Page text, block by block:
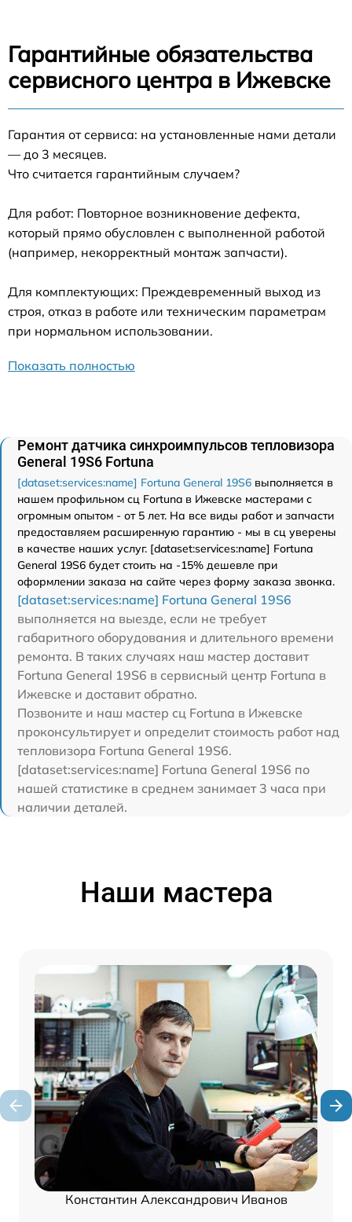
Гарантийные обязательства
сервисного центра в Ижевске
Гарантия от сервиса: на установленные нами детали
— до 3 месяцев.
Что считается гарантийным случаем?
Для работ: Повторное возникновение дефекта,
который прямо обусловлен с выполненной работой
(например, некорректный монтаж запчасти).
Для комплектующих: Преждевременный выход из
строя, отказ в работе или техническим параметрам
при нормальном использовании.
Показать полностью
Ремонт датчика синхроимпульсов тепловизора
General 19S6 Fortuna
[dataset:services:name] Fortuna General 19S6 выполняется в
нашем профильном сц Fortuna в Ижевске мастерами с
огромным опытом - от 5 лет. На все виды работ и запчасти
предоставляем расширенную гарантию - мы в сц уверены
в качестве наших услуг. [dataset:services:name] Fortuna
General 19S6 будет стоить на -15% дешевле при
оформлении заказа на сайте через форму заказа звонка.
[dataset:services:name] Fortuna General 19S6
выполняется на выезде, если не требует
габаритного оборудования и длительного времени
ремонта. В таких случаях наш мастер доставит
Fortuna General 19S6 в сервисный центр Fortuna в
Ижевске и доставит обратно.
Позвоните и наш мастер сц Fortuna в Ижевске
проконсультирует и определит стоимость работ над
тепловизора Fortuna General 19S6.
[dataset:services:name] Fortuna General 19S6 по
нашей статистике в среднем занимает 3 часа при
наличии деталей.
Наши мастера
Константин Александрович Иванов